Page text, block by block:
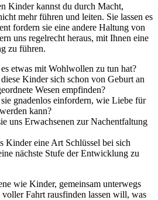
Kinder kannst du durch Macht,
mehr führen und leiten. Sie lassen es
fordern sie eine andere Haltung von
uns regelrecht heraus, mit Ihnen eine
zu führen.
etwas mit Wohlwollen zu tun hat?
Kinder sich schon von Geburt an
Wesen empfinden?
gnadenlos einfordern, wie Liebe für
kann?
uns Erwachsenen zur Nachentfaltung
Kinder eine Art Schlüssel bei sich
nächste Stufe der Entwicklung zu
wie Kinder, gemeinsam unterwegs
Fahrt rausfinden lassen will, was